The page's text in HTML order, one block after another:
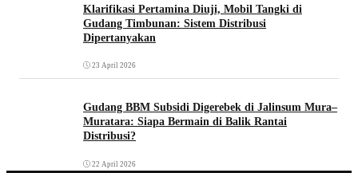
Klarifikasi Pertamina Diuji, Mobil Tangki di
Gudang Timbunan: Sistem Distribusi
Dipertanyakan
23 April 2026
Gudang BBM Subsidi Digerebek di Jalinsum Mura–
Muratara: Siapa Bermain di Balik Rantai
Distribusi?
22 April 2026